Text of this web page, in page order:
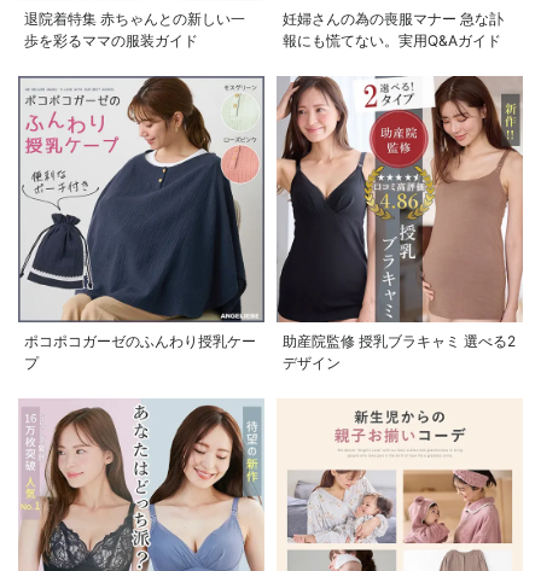
退院着特集 赤ちゃんとの新しい一
歩を彩るママの服装ガイド
妊婦さんの為の喪服マナー 急な訃
報にも慌てない。実用Q&Aガイド
ポコポコガーゼのふんわり授乳ケー
プ
助産院監修 授乳ブラキャミ 選べる2
デザイン